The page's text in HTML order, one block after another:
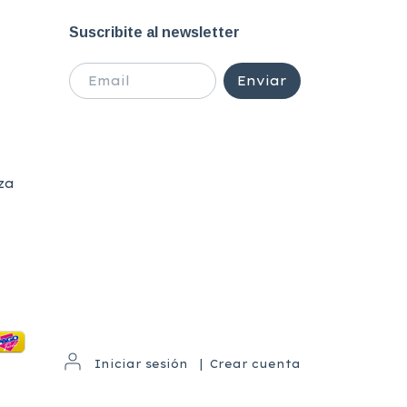
Suscribite al newsletter
Iniciar sesión Crear cuenta